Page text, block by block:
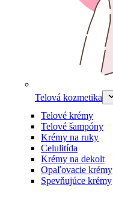
Telová kozmetika
Telové krémy
Telové šampóny
Krémy na ruky
Celulitída
Krémy na dekolt
Opaľovacie krémy
Spevňujúce krémy